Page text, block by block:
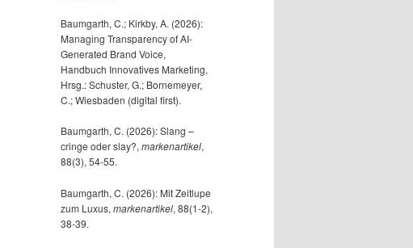
Baumgarth, C.; Kirkby, A. (2026):
Managing Transparency of AI-
Generated Brand Voice,
Handbuch Innovatives Marketing,
Hrsg.: Schuster, G.; Bornemeyer,
C.; Wiesbaden (digital first).
Baumgarth, C. (2026): Slang –
cringe oder slay?, markenartikel,
88(3), 54-55.
Baumgarth, C. (2026): Mit Zeitlupe
zum Luxus, markenartikel, 88(1-2),
38-39.